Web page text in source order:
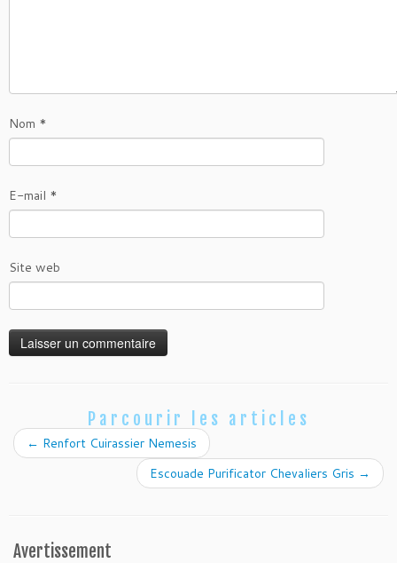
Nom *
E-mail *
Site web
Parcourir les articles
← Renfort Cuirassier Nemesis
Escouade Purificator Chevaliers Gris →
Avertissement